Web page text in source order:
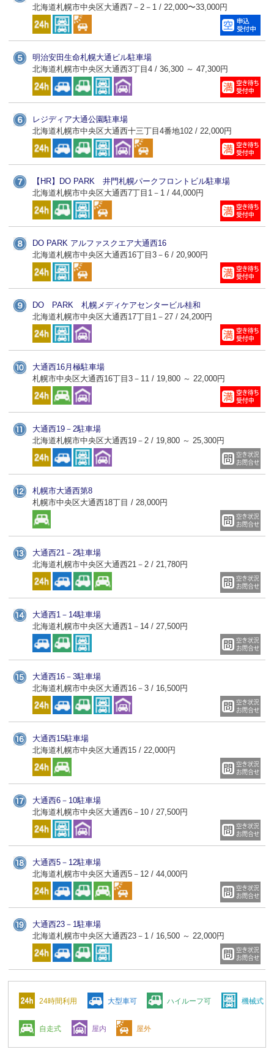
北海道札幌市中央区大通西7－2－1 / 22,000〜33,000円
明治安田生命札幌大通ビル駐車場
北海道札幌市中央区大通西3丁目4 / 36,300 ～ 47,300円
レジディア大通公園駐車場
北海道札幌市中央区大通西十三丁目4番地102 / 22,000円
【HR】DO PARK 井門札幌パークフロントビル駐車場
北海道札幌市中央区大通西7丁目1－1 / 44,000円
DO PARK アルファスクエア大通西16
北海道札幌市中央区大通西16丁目3－6 / 20,900円
DO PARK 札幌メディケアセンタービル桂和
北海道札幌市中央区大通西17丁目1－27 / 24,200円
大通西16月極駐車場
札幌市中央区大通西16丁目3－11 / 19,800 ～ 22,000円
大通西19－2駐車場
北海道札幌市中央区大通西19－2 / 19,800 ～ 25,300円
札幌市大通西第8
札幌市中央区大通西18丁目 / 28,000円
大通西21－2駐車場
北海道札幌市中央区大通西21－2 / 21,780円
大通西1－14駐車場
北海道札幌市中央区大通西1－14 / 27,500円
大通西16－3駐車場
北海道札幌市中央区大通西16－3 / 16,500円
大通西15駐車場
北海道札幌市中央区大通西15 / 22,000円
大通西6－10駐車場
北海道札幌市中央区大通西6－10 / 27,500円
大通西5－12駐車場
北海道札幌市中央区大通西5－12 / 44,000円
大通西23－1駐車場
北海道札幌市中央区大通西23－1 / 16,500 ～ 22,000円
24時間利用 大型車可 ハイルーフ可 機械式
自走式 屋内 屋外